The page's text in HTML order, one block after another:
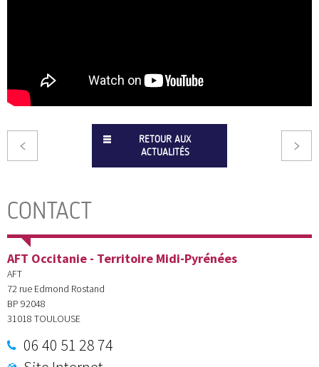
RETOUR AUX
ACTUALITÉS
CONTACT
AFT Occitanie - Territoire Midi-Pyrénées
AFT
72 rue Edmond Rostand
BP 92048
31018 TOULOUSE
06 40 51 28 74